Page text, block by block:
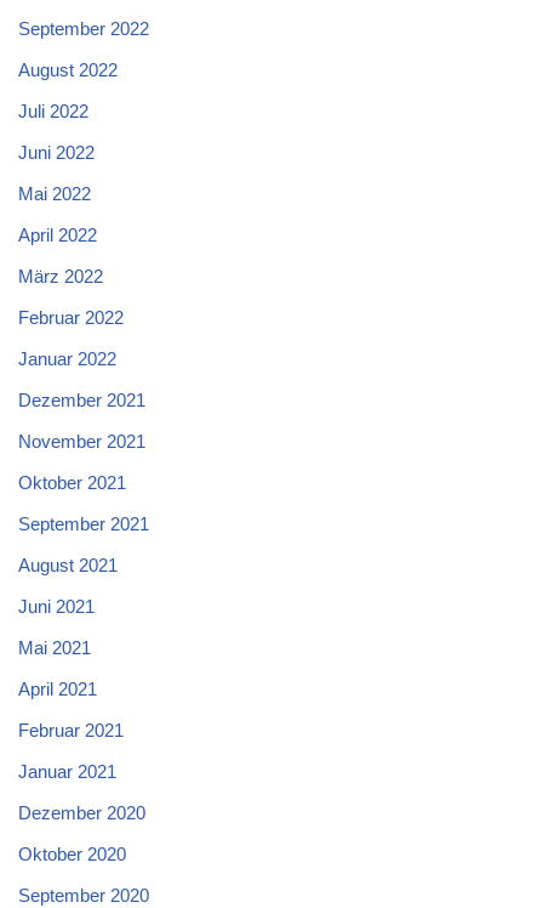
September 2022
August 2022
Juli 2022
Juni 2022
Mai 2022
April 2022
März 2022
Februar 2022
Januar 2022
Dezember 2021
November 2021
Oktober 2021
September 2021
August 2021
Juni 2021
Mai 2021
April 2021
Februar 2021
Januar 2021
Dezember 2020
Oktober 2020
September 2020